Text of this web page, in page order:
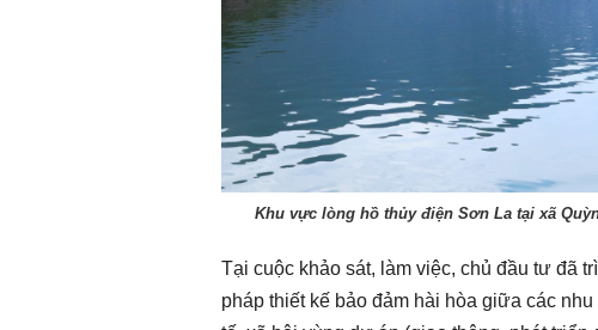
Khu vực lòng hồ thủy điện Sơn La tại xã
Tại cuộc khảo sát, làm việc, chủ đầu tư đã
pháp thiết kế bảo đảm hài hòa giữa các